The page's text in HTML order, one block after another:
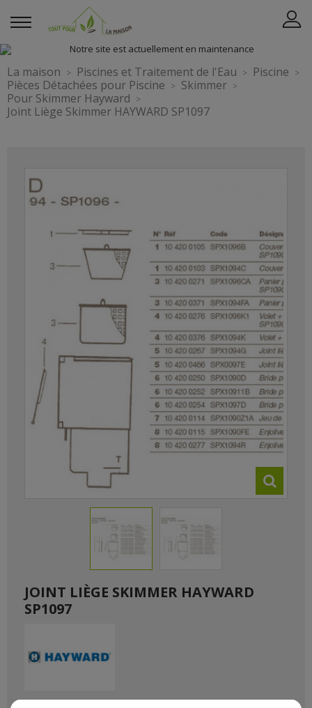
La maison Piscines et Traitement de l'Eau
Piscine
Pièces Détachées pour Piscine
Skimmer
Pour Skimmer Hayward
Joint Liège Skimmer HAYWARD SP1097
JOINT LIÈGE SKIMMER HAYWARD
SP1097